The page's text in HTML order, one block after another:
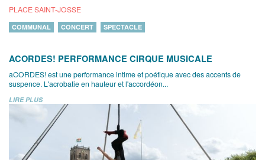
PLACE SAINT-JOSSE
COMMUNAL CONCERT SPECTACLE
ACORDES! PERFORMANCE CIRQUE MUSICALE
aCORDES! est une performance intime et poétique avec des accents de
suspence. L'acrobatie en hauteur et l'accordéon...
LIRE PLUS